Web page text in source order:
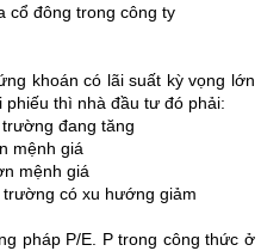
cổ đông trong công ty
khoán có lãi suất kỳ vọng lớn
thì nhà đầu tư đó phải:
đang tăng
mệnh giá
mệnh giá
có xu hướng giảm
pháp P/E. P trong công thức ở